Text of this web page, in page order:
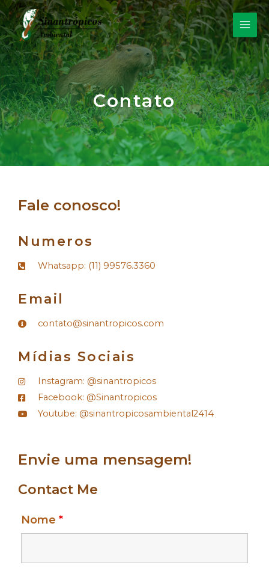
Contato
Fale conosco!
Numeros
Whatsapp: (11) 99576.3360
Email
​contato@sinantropicos.com
Mídias Sociais
Instagram: @sinantropicos
Facebook: @Sinantropicos
Youtube: @sinantropicosambiental2414
Envie uma mensagem!
Contact Me
Nome *